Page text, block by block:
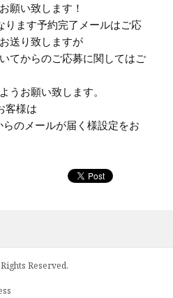
願い致します！
ります予約完了メールはご応
送り致しますが
てからのご応募に関してはご
うお願い致します。
客様は
のメールが届く様設定をお
Reserved.